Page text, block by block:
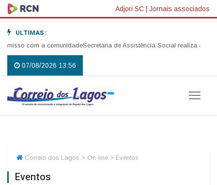
Adjori SC | Jornais associados
ULTIMAS :
Secretaria de Assistência Social realiza abertura da Campanha
07/08/2026 13:56
Correio dos Lagos > On-line > Eventos
Eventos